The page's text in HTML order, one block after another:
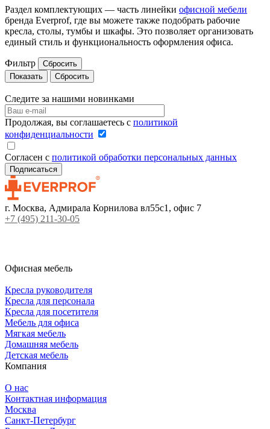
Раздел комплектующих — часть линейки офисной мебели
бренда Everprof, где вы можете также подобрать рабочие
кресла, столы, тумбы и шкафы. Это позволяет организовать
единый стиль и функциональность оформления офиса.
Фильтр
Сбросить
Сбросить
Следите за нашими новинками
Продолжая, вы соглашаетесь с политикой
конфиденциальности
Согласен с политикой обработки персональных данных
г. Москва, Адмирала Корнилова вл55с1, офис 7
+7 (495) 211-30-05
Офисная мебель
Кресла руководителя
Кресла для персонала
Кресла для посетителя
Мебель для офиса
Мягкая мебель
Домашняя мебель
Детская мебель
Компания
О нас
Контактная информация
Москва
Санкт-Петербург